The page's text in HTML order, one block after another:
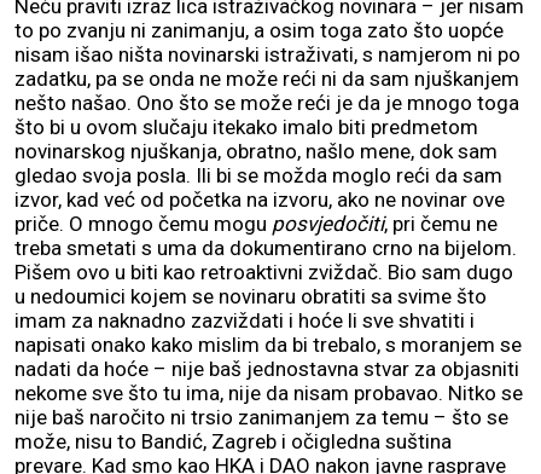
Neću praviti izraz lica istraživačkog novinara – jer nisam
to po zvanju ni zanimanju, a osim toga zato što uopće
nisam išao ništa novinarski istraživati, s namjerom ni po
zadatku, pa se onda ne može reći ni da sam njuškanjem
nešto našao. Ono što se može reći je da je mnogo toga
što bi u ovom slučaju itekako imalo biti predmetom
novinarskog njuškanja, obratno, našlo mene, dok sam
gledao svoja posla. Ili bi se možda moglo reći da sam
izvor, kad već od početka na izvoru, ako ne novinar ove
priče. O mnogo čemu mogu posvjedočiti, pri čemu ne
treba smetati s uma da dokumentirano crno na bijelom.
Pišem ovo u biti kao retroaktivni zviždač. Bio sam dugo
u nedoumici kojem se novinaru obratiti sa svime što
imam za naknadno zazviždati i hoće li sve shvatiti i
napisati onako kako mislim da bi trebalo, s moranjem se
nadati da hoće – nije baš jednostavna stvar za objasniti
nekome sve što tu ima, nije da nisam probavao. Nitko se
nije baš naročito ni trsio zanimanjem za temu – što se
može, nisu to Bandić, Zagreb i očigledna suština
prevare. Kad smo kao HKA i DAO nakon javne rasprave